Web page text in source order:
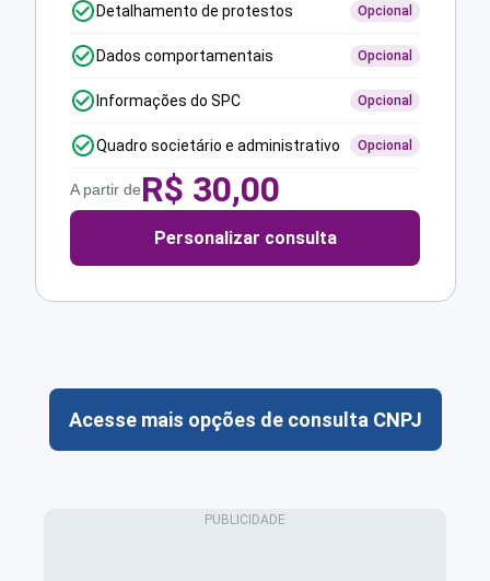
Detalhamento de protestos Opcional
Dados comportamentais Opcional
Informações do SPC Opcional
Quadro societário e administrativo Opcional
A partir deR$ 30,00
Personalizar consulta
Acesse mais opções de consulta CNPJ